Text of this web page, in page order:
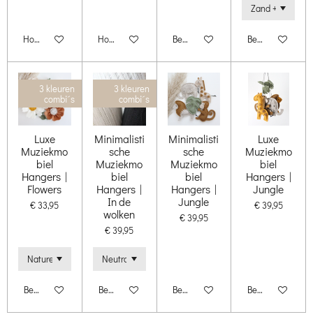
Houd mij op de hoogteHoud mij op de hoogteBekijk details Bekijk details
3 kleuren
combi´s
Luxe
Muziekmo
biel
Hangers |
Flowers
€ 33,95
Bekijk details
3 kleuren
combi´s
Minimalisti
sche
Muziekmo
biel
Hangers |
In de
wolken
€ 39,95
Bekijk details
Minimalisti
sche
Muziekmo
biel
Hangers |
Jungle
€ 39,95
Bekijk details
Luxe
Muziekmo
biel
Hangers |
Jungle
€ 39,95
Bekijk details